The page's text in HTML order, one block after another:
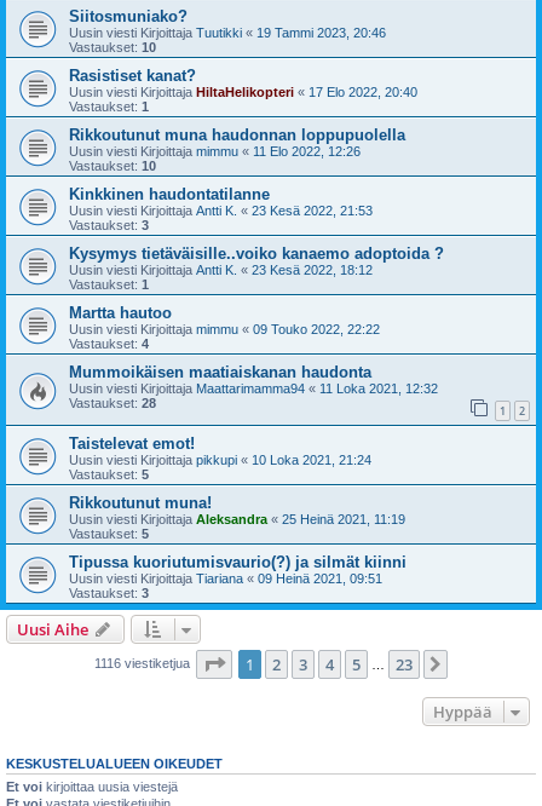
Siitosmuniako?
Uusin viesti Kirjoittaja Tuutikki « 19 Tammi 2023, 20:46
Vastaukset: 10
Rasistiset kanat?
Uusin viesti Kirjoittaja HiltaHelikopteri « 17 Elo 2022, 20:40
Vastaukset: 1
Rikkoutunut muna haudonnan loppupuolella
Uusin viesti Kirjoittaja mimmu « 11 Elo 2022, 12:26
Vastaukset: 10
Kinkkinen haudontatilanne
Uusin viesti Kirjoittaja Antti K. « 23 Kesä 2022, 21:53
Vastaukset: 3
Kysymys tietäväisille..voiko kanaemo adoptoida ?
Uusin viesti Kirjoittaja Antti K. « 23 Kesä 2022, 18:12
Vastaukset: 1
Martta hautoo
Uusin viesti Kirjoittaja mimmu « 09 Touko 2022, 22:22
Vastaukset: 4
Mummoikäisen maatiaiskanan haudonta
Uusin viesti Kirjoittaja Maattarimamma94 « 11 Loka 2021, 12:32
Vastaukset: 28 1 2
Taistelevat emot!
Uusin viesti Kirjoittaja pikkupi « 10 Loka 2021, 21:24
Vastaukset: 5
Rikkoutunut muna!
Uusin viesti Kirjoittaja Aleksandra « 25 Heinä 2021, 11:19
Vastaukset: 5
Tipussa kuoriutumisvaurio(?) ja silmät kiinni
Uusin viesti Kirjoittaja Tiariana « 09 Heinä 2021, 09:51
Vastaukset: 3
Uusi Aihe
1116 viestiketjua Sivu /23
1 2 3 4 5 23
Hyppää
KESKUSTELUALUEEN OIKEUDET
Et voi kirjoittaa uusia viestejä